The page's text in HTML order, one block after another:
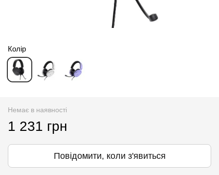
Колір
Немає в наявності
1 231 грн
Повідомити, коли з'явиться